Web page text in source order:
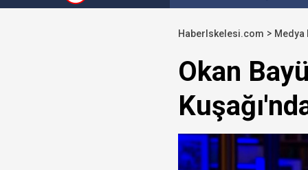
TGRT Ankara
yapmadım' dedi..."
HaberIskelesi.com Medya
Okan